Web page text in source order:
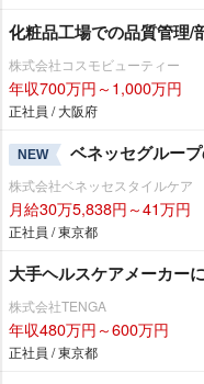
化粧品工場での品質管理/
株式会社コスモビューティー
年収700万円～1,000万円
正社員 / 大阪府
NEW ベネッセグルー
株式会社ベネッセスタイルケア
月給30万5,838円～41万円
正社員 / 東京都
大手ヘルスケアメーカー
株式会社TENGA
年収480万円～600万円
正社員 / 東京都